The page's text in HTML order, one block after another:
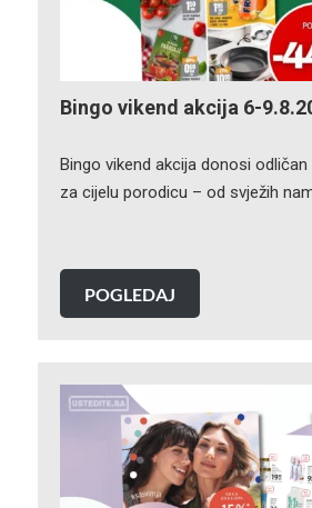
Bingo vikend akcija 6-
Bingo vikend akcija donosi
za cijelu porodicu – od svježih
POGLEDAJ